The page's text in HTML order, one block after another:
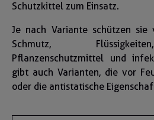
Schutzkittel zum Einsatz.
Je nach Variante schützen
Schmutz,
Pflanzenschutzmittel und
gibt auch Varianten, die vor
oder die antistatische